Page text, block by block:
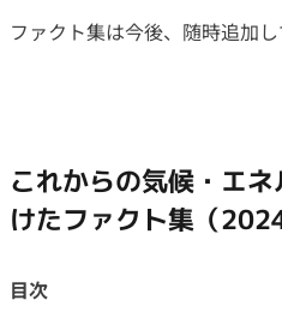
ファクト集は今後、随時追加し
これからの気候・エ
けたファクト集 （
目次